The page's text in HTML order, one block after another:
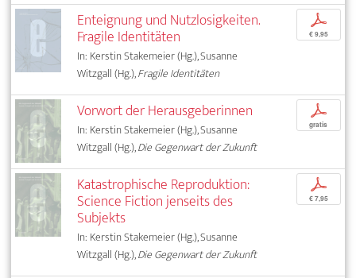
Enteignung und Nutzlosigkeiten.
Fragile Identitäten
In: Kerstin Stakemeier (Hg.), Susanne
Witzgall (Hg.),Fragile Identitäten
p
€ 9,95
Vorwort der Herausgeberinnen
In: Kerstin Stakemeier (Hg.), Susanne
Witzgall (Hg.),Die Gegenwart der Zukunft
p
gratis
Katastrophische Reproduktion:
Science Fiction jenseits des
Subjekts
In: Kerstin Stakemeier (Hg.), Susanne
Witzgall (Hg.),Die Gegenwart der Zukunft
p
€ 7,95